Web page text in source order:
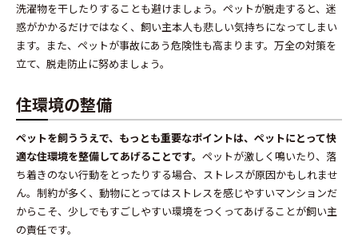
洗濯物を干したりすることも避けましょう。ペットが脱走すると、迷
惑がかかるだけではなく、飼い主本人も悲しい気持ちになってしまい
ます。また、ペットが事故にあう危険性も高まります。万全の対策を
立て、脱走防止に努めましょう。
住環境の整備
ペットを飼ううえで、もっとも重要なポイントは、ペットにとって快
適な住環境を整備してあげることです。 ペットが激しく鳴いたり、落
ち着きのない行動をとったりする場合、ストレスが原因かもしれませ
ん。制約が多く、動物にとってはストレスを感じやすいマンションだ
からこそ、少しでもすごしやすい環境をつくってあげることが飼い主
の責任です。